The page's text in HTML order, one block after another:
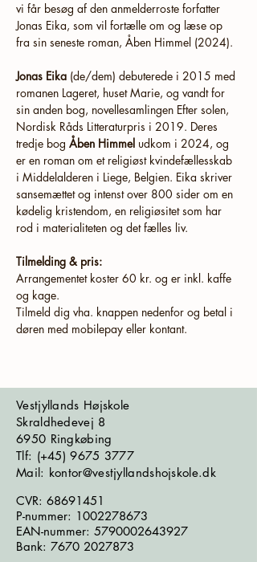
vi får besøg af den anmelderroste forfatter
Jonas Eika, som vil fortælle om og læse op
fra sin seneste roman, Åben Himmel (2024).
Jonas Eika (de/dem) debuterede i 2015 med
romanen Lageret, huset Marie, og vandt for
sin anden bog, novellesamlingen Efter solen,
Nordisk Råds Litteraturpris i 2019. Deres
tredje bog Åben Himmel udkom i 2024, og
er en roman om et religiøst kvindefællesskab
i Middelalderen i Liege, Belgien. Eika skriver
sansemættet og intenst over 800 sider om en
kødelig kristendom, en religiøsitet som har
rod i materialiteten og det fælles liv.
Tilmelding & pris:
Arrangementet koster 60 kr. og er inkl. kaffe
og kage.
Tilmeld dig vha. knappen nedenfor og betal i
døren med mobilepay eller kontant.
Vestjyllands Højskole
Skraldhedevej 8
6950 Ringkøbing
​​​Tlf: (+45)9675 3777
Mail: kontor@vestjyllandshojskole.dk
CVR: 68691451
P-nummer: 1002278673
EAN-nummer: 5790002643927
Bank: 7670 2027873